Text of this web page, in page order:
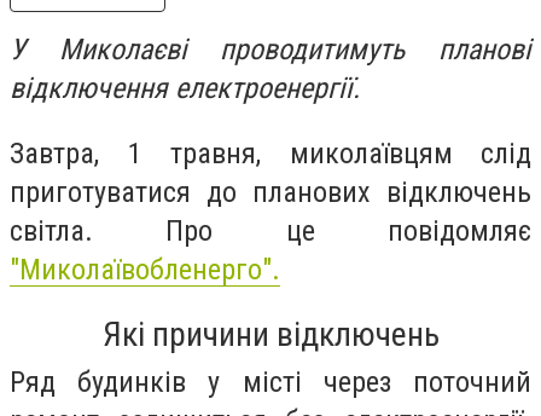
У Миколаєві проводитимуть планові
відключення електроенергії.
Завтра, 1 травня, миколаївцям слід
приготуватися до планових відключень
світла. Про це повідомляє
"Миколаївобленерго".
Які причини відключень
Ряд будинків у місті через поточний